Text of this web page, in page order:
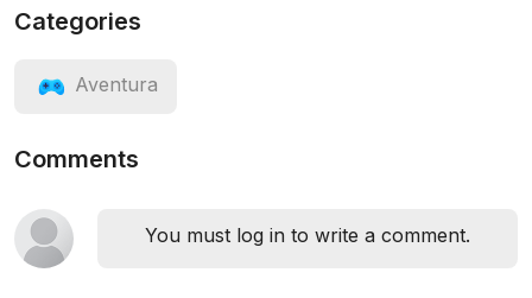
Categories
Aventura
Comments
You must log in to write a comment.